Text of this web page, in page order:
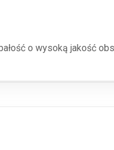
o wysoką jakość